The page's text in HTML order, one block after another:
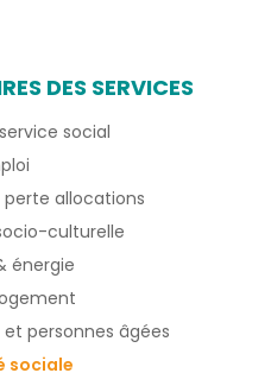
DES SERVICES
social
allocations
culturelle
énergie
et personnes âgées
sociale